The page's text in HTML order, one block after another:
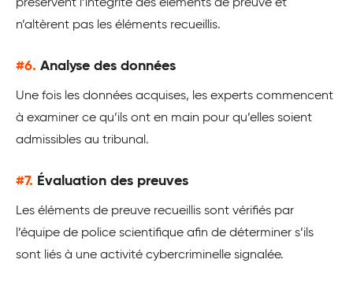
préservent l’intégrité des éléments de preuve et
n’altèrent pas les éléments recueillis.
#6. Analyse des données
Une fois les données acquises, les experts commencent
à examiner ce qu’ils ont en main pour qu’elles soient
admissibles au tribunal.
#7. Évaluation des preuves
Les éléments de preuve recueillis sont vérifiés par
l’équipe de police scientifique afin de déterminer s’ils
sont liés à une activité cybercriminelle signalée.